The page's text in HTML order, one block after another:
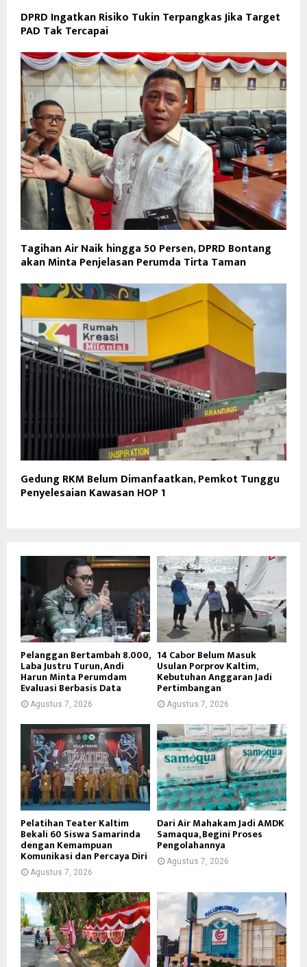
DPRD Ingatkan Risiko Tukin Terpangkas Jika Target
PAD Tak Tercapai
Tagihan Air Naik hingga 50 Persen, DPRD Bontang
akan Minta Penjelasan Perumda Tirta Taman
Gedung RKM Belum Dimanfaatkan, Pemkot Tunggu
Penyelesaian Kawasan HOP 1
Pelanggan Bertambah 8.000,
Laba Justru Turun, Andi
Harun Minta Perumdam
Evaluasi Berbasis Data
Agustus 7, 2026
14 Cabor Belum Masuk
Usulan Porprov Kaltim,
Kebutuhan Anggaran Jadi
Pertimbangan
Agustus 7, 2026
Pelatihan Teater Kaltim
Bekali 60 Siswa Samarinda
dengan Kemampuan
Komunikasi dan Percaya Diri
Agustus 7, 2026
Dari Air Mahakam Jadi AMDK
Samaqua, Begini Proses
Pengolahannya
Agustus 7, 2026